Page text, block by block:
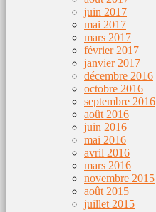
juin 2017
mai 2017
mars 2017
février 2017
janvier 2017
décembre 2016
octobre 2016
septembre 2016
août 2016
juin 2016
mai 2016
avril 2016
mars 2016
novembre 2015
août 2015
juillet 2015